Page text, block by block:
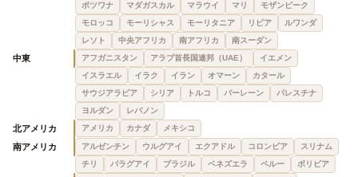
ボツワナ
マダガスカル マラウイ マリ
モザンビーク
モロッコ
モーリシャス モーリタニア リビア
ルワンダ
レソト
中央アフリカ 南アフリカ 南スーダン
中東 アフガニスタン アラブ首長国連邦（UAE）
イエメン
イスラエル
イラク イラン オマーン
カタール
サウジアラビア
シリア トルコ バーレーン
パレスチナ
ヨルダン
レバノン
北アメリカ アメリカ カナダ メキシコ
南アメリカ アルゼンチン ウルグアイ エクアドル コロンビア
スリナム
チリ
パラグアイ ブラジル ベネズエラ ペルー ボリビア